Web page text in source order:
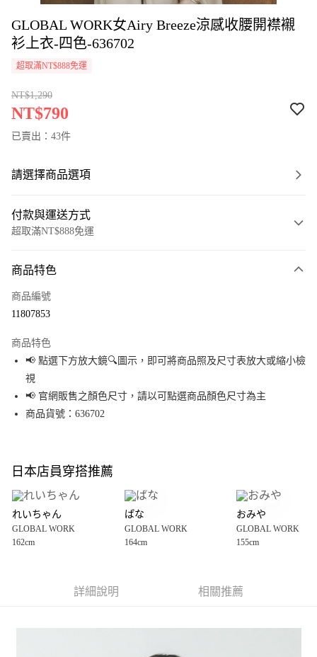
GLOBAL WORK女Airy Breeze涼感收腰開襟襯
衫上衣-四色-636702
超取滿NT$888免運
NT$1,290
NT$790
已賣出：43件
請選擇商品選項
付款與運送方式
超取滿NT$888免運
信用卡一次付款
Apple Pay
街口支付
悠遊付
全盈+PAY
大哥付你分期
【大哥付你分期使用說明】
1.本服務由台灣大哥大提供，台灣大哥大用戶可立即使用無須另外申請。
2.付款方式選擇「大哥付你分期」，訂單成立後會自動跳轉到大哥付的交易
3.實際核准額度、可分期數及費用金額請依後續交易確認頁面所載為準。
4.訂單成立30分鐘內，如未前往確認交易或遇審核未通過，訂單將自動取
AFTEE先享後付
３．安心：先確認商品／服務後，再付款。
每筆NT$80，滿NT$888(含以上)免運費
商品特色
商品編號
11807853
商品特色
📢 點選下方放大鏡🔍圖示，即可將商品照及尺寸表放大或縮小檢
視
📢 官網販售之顏色尺寸，請以可點選商品顏色尺寸為主
商品貨號：636702
日本店員穿搭推薦
れいちゃん
GLOBAL WORK
162cm
ぱな
GLOBAL WORK
164cm
おみや
GLOBAL WORK
155cm
詳細說明 相關推薦